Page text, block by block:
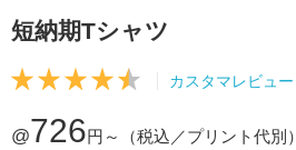
短納期Tシャツ
カスタマレビュー
@726円～ （税込／プリント代別）